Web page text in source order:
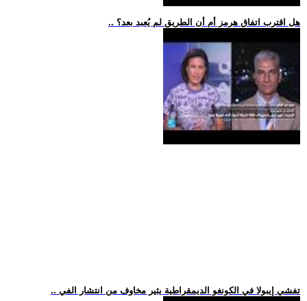
.. هل اقترب اتفاق هرمز أم أن الطريق لم يُعبد بعد؟
.. تفشي إيبولا في الكونغو الديمقراطية يثير مخاوف من انتشار الفي